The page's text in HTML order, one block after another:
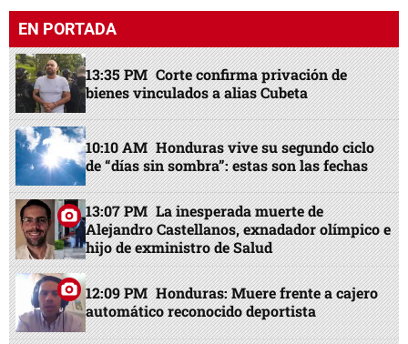
EN PORTADA
13:35 PM Corte confirma privación de
bienes vinculados a alias Cubeta
10:10 AM Honduras vive su segundo ciclo
de “días sin sombra”: estas son las fechas
13:07 PM La inesperada muerte de
Alejandro Castellanos, exnadador olímpico e
hijo de exministro de Salud
12:09 PM Honduras: Muere frente a cajero
automático reconocido deportista